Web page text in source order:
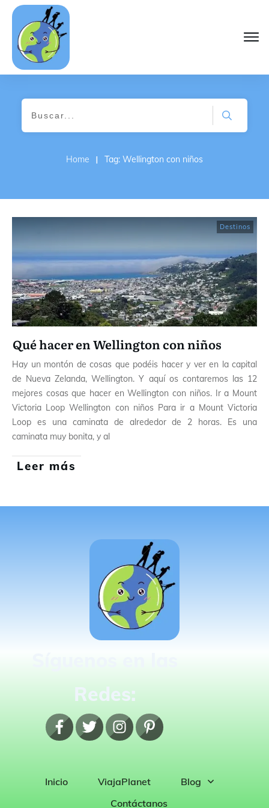
Home I Tag: Wellington con niños
Destinos
Qué hacer en Wellington con niños
Hay un montón de cosas que podéis hacer y ver en la capital
de Nueva Zelanda, Wellington. Y aquí os contaremos las 12
mejores cosas que hacer en Wellington con niños. Ir a Mount
Victoria Loop Wellington con niños Para ir a Mount Victoria
Loop es una caminata de alrededor de 2 horas. Es una
caminata muy bonita, y al
Leer más
Redes:
Inicio ViajaPlanet
Blog
Contáctanos